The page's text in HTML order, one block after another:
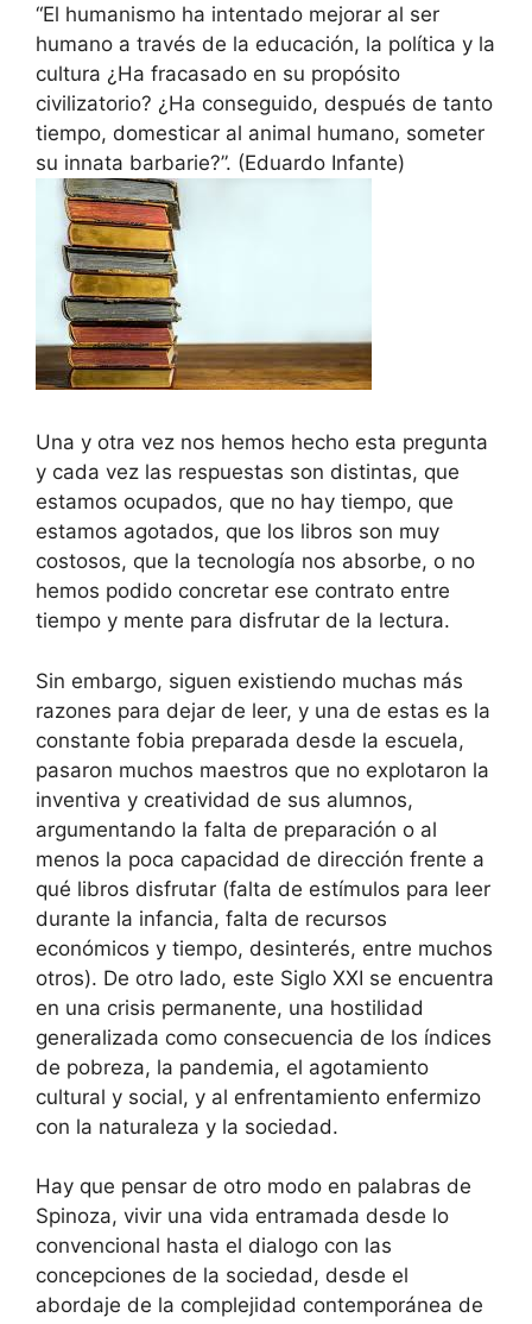
“El humanismo ha intentado mejorar al ser
humano a través de la educación, la política y la
cultura ¿Ha fracasado en su propósito
civilizatorio? ¿Ha conseguido, después de tanto
tiempo, domesticar al animal humano, someter
su innata barbarie?”. (Eduardo Infante)
Una y otra vez nos hemos hecho esta pregunta
y cada vez las respuestas son distintas, que
estamos ocupados, que no hay tiempo, que
estamos agotados, que los libros son muy
costosos, que la tecnología nos absorbe, o no
hemos podido concretar ese contrato entre
tiempo y mente para disfrutar de la lectura.
Sin embargo, siguen existiendo muchas más
razones para dejar de leer, y una de estas es la
constante fobia preparada desde la escuela,
pasaron muchos maestros que no explotaron la
inventiva y creatividad de sus alumnos,
argumentando la falta de preparación o al
menos la poca capacidad de dirección frente a
qué libros disfrutar (falta de estímulos para leer
durante la infancia, falta de recursos
económicos y tiempo, desinterés, entre muchos
otros). De otro lado, este Siglo XXI se encuentra
en una crisis permanente, una hostilidad
generalizada como consecuencia de los índices
de pobreza, la pandemia, el agotamiento
cultural y social, y al enfrentamiento enfermizo
con la naturaleza y la sociedad.
Hay que pensar de otro modo en palabras de
Spinoza, vivir una vida entramada desde lo
convencional hasta el dialogo con las
concepciones de la sociedad, desde el
abordaje de la complejidad contemporánea de